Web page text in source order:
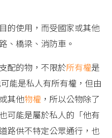
的使用，而受國家或其他
、橋梁、消防車。
配的物，不限於所有權是
能是私人有所有權，但由
其他物權 ，所以公物除了
可能是屬於私人的「他有
路供不特定公眾通行，也